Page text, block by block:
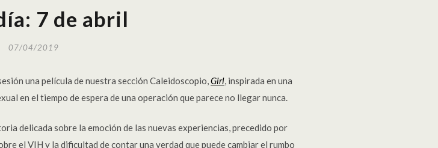
7 de abril
07/04/2019
una película de nuestra sección Caleidoscopio,Girl, inspirada en una
en el tiempo de espera de una operación que parece no llegar nunca.
delicada sobre la emoción de las nuevas experiencias, precedido por
el VIH y la dificultad de contar una verdad que puede cambiar el rumbo